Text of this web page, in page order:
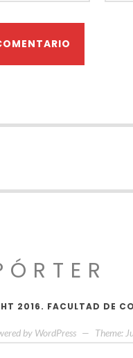
2016. FACULTAD DE
by WordPress — Theme: